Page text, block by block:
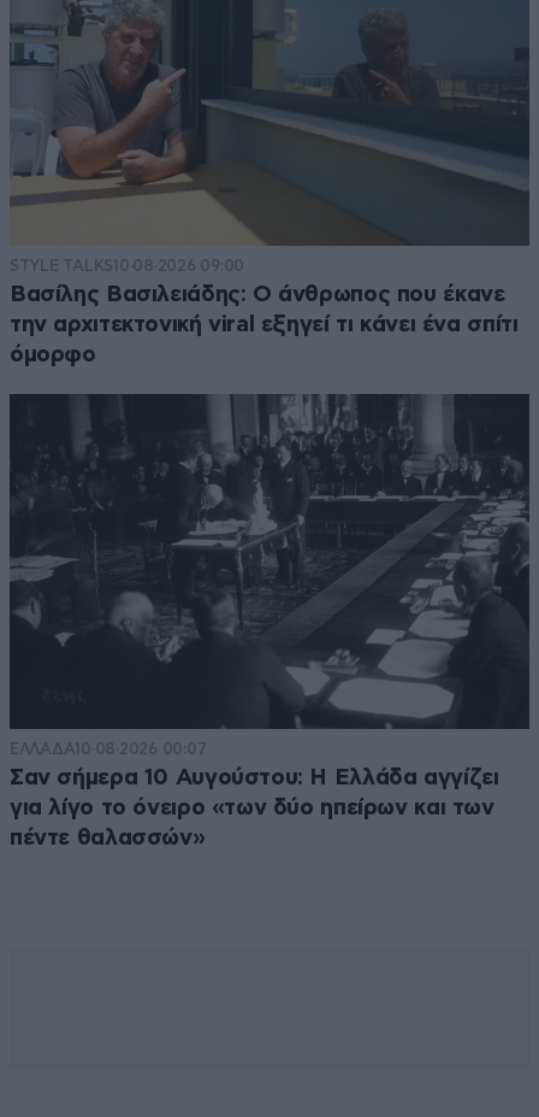
STYLE TALKS10·08·2026 09:00
Βασίλης Βασιλειάδης: Ο άνθρωπος που έκανε
την αρχιτεκτονική viral εξηγεί τι κάνει ένα σπίτι
όμορφο
ΕΛΛΑΔΑ10·08·2026 00:07
Σαν σήμερα 10 Αυγούστου: Η Ελλάδα αγγίζει
για λίγο το όνειρο «των δύο ηπείρων και των
πέντε θαλασσών»